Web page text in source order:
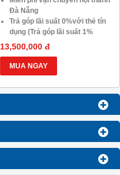
Đà Nẵng
Trả góp lãi suất 0%với thẻ tín
dụng (Trả góp lãi suất 1%
HDsaison - chỉ cần CMND
BLX hoặc hộ khẩu gốc )
Giảm 20%khi nâng cấp Ram-
SSD
khách hàng ở xa, HSSV . Săn
Giá 500.000đ
13,500,000 đ
MUA NGAY